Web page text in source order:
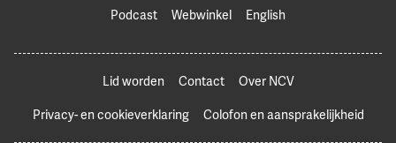
Podcast
Webwinkel English
Lid worden Contact
Over NCV
Privacy- en cookieverklaring
Colofon en aansprakelijkheid